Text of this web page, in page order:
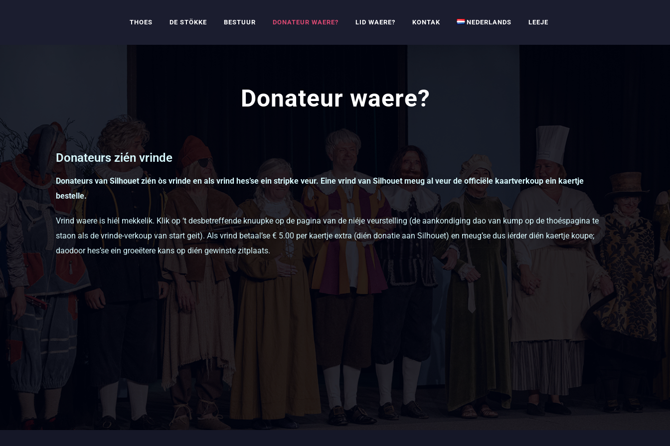
THOES DE STÖKKE BESTUUR DONATEUR WAERE? LID WAERE? KONTAK NEDERLANDS LEEJE
Donateur waere?
Donateurs zién vrinde
Donateurs van Silhouet zién òs vrinde en als vrind hes’se ein stripke veur. Eine vrind van Silhouet meug al veur de officiële kaartverkoup ein kaertje
bestelle.
Vrind waere is hiél mekkelik. Klik op ‘t desbetreffende knuupke op de pagina van de niéje veurstelling (de aankondiging dao van kump op de thoéspagina te
staon als de vrinde-verkoup van start geit). Als vrind betaal’se € 5.00 per kaertje extra (dién donatie aan Silhouet) en meug’se dus iérder dién kaertje koupe;
daodoor hes’se ein groeëtere kans op dién gewinste zitplaats.